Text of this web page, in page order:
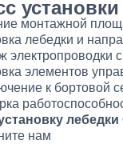
установки
монтажной
лебедки и
электропроводки
элементов
к бортовой
нам